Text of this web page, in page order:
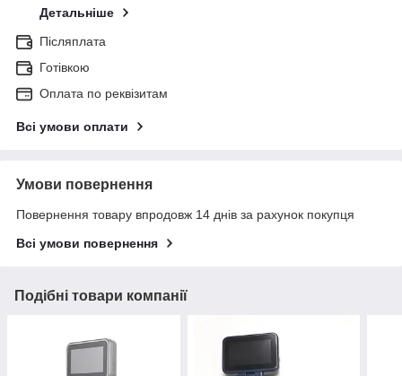
Детальніше
Післяплата
Готівкою
Оплата по реквізитам
Всі умови оплати
Умови повернення
Повернення товару впродовж 14 днів за рахунок покупця
Всі умови повернення
Подібні товари компанії